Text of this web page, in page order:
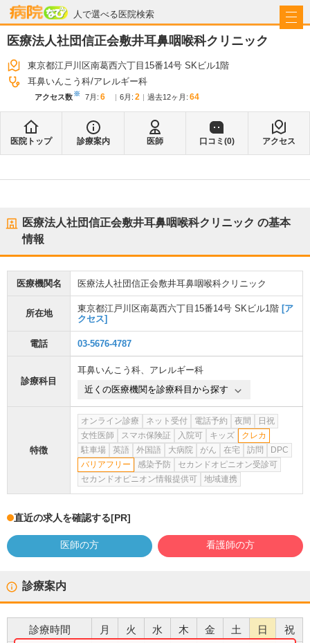
人で選べる医院検索
病院なび
医療法人社団信正会敷井耳鼻咽喉科クリニック
東京都江戸川区南葛西六丁目15番14号 SKビル1階
耳鼻いんこう科 アレルギー科
アクセス数※ 7月 : 6 6月 : 2 過去12ヶ月: 64
医院トップ 診療案内 医師 口コミ(0) アクセス
医療法人社団信正会敷井耳鼻咽喉科クリニック の基本
情報
医療機関名 医療法人社団信正会敷井耳鼻咽喉科クリニック
所在地 東京都江戸川区南葛西六丁目15番14号 SKビル1階 [ア
クセス]
電話 03-5676-4787
診療科目
耳鼻いんこう科、 アレルギー科
近くの医療機関を診療科目から探す
特徴
オンライン診療 ネット受付 電話予約 夜間
日祝
女性医師
スマホ保険証 入院可 キッズ
クレカ
駐車場
英語 外国語 大病院 がん 在宅 訪問
DPC
バリアフリー
感染予防
セカンドオピニオン受診可
セカンドオピニオン情報提供可
地域連携
直近の求人を確認する[PR]
医師の方 看護師の方
診療案内
診療時間 月 火 水 木 金 土 日 祝